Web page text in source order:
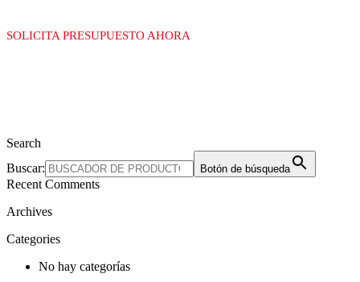
SOLICITA PRESUPUESTO AHORA
Search
Buscar:
Botón de búsqueda
Recent Comments
Archives
Categories
No hay categorías